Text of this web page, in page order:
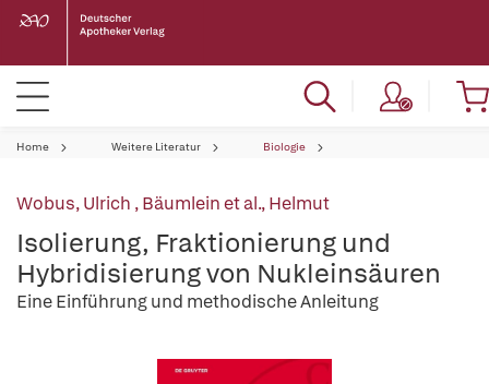
Home Weitere Literatur Biologie
Wobus, Ulrich ,Bäumlein et al., Helmut
Isolierung, Fraktionierung und
Hybridisierung von Nukleinsäuren
Eine Einführung und methodische Anleitung